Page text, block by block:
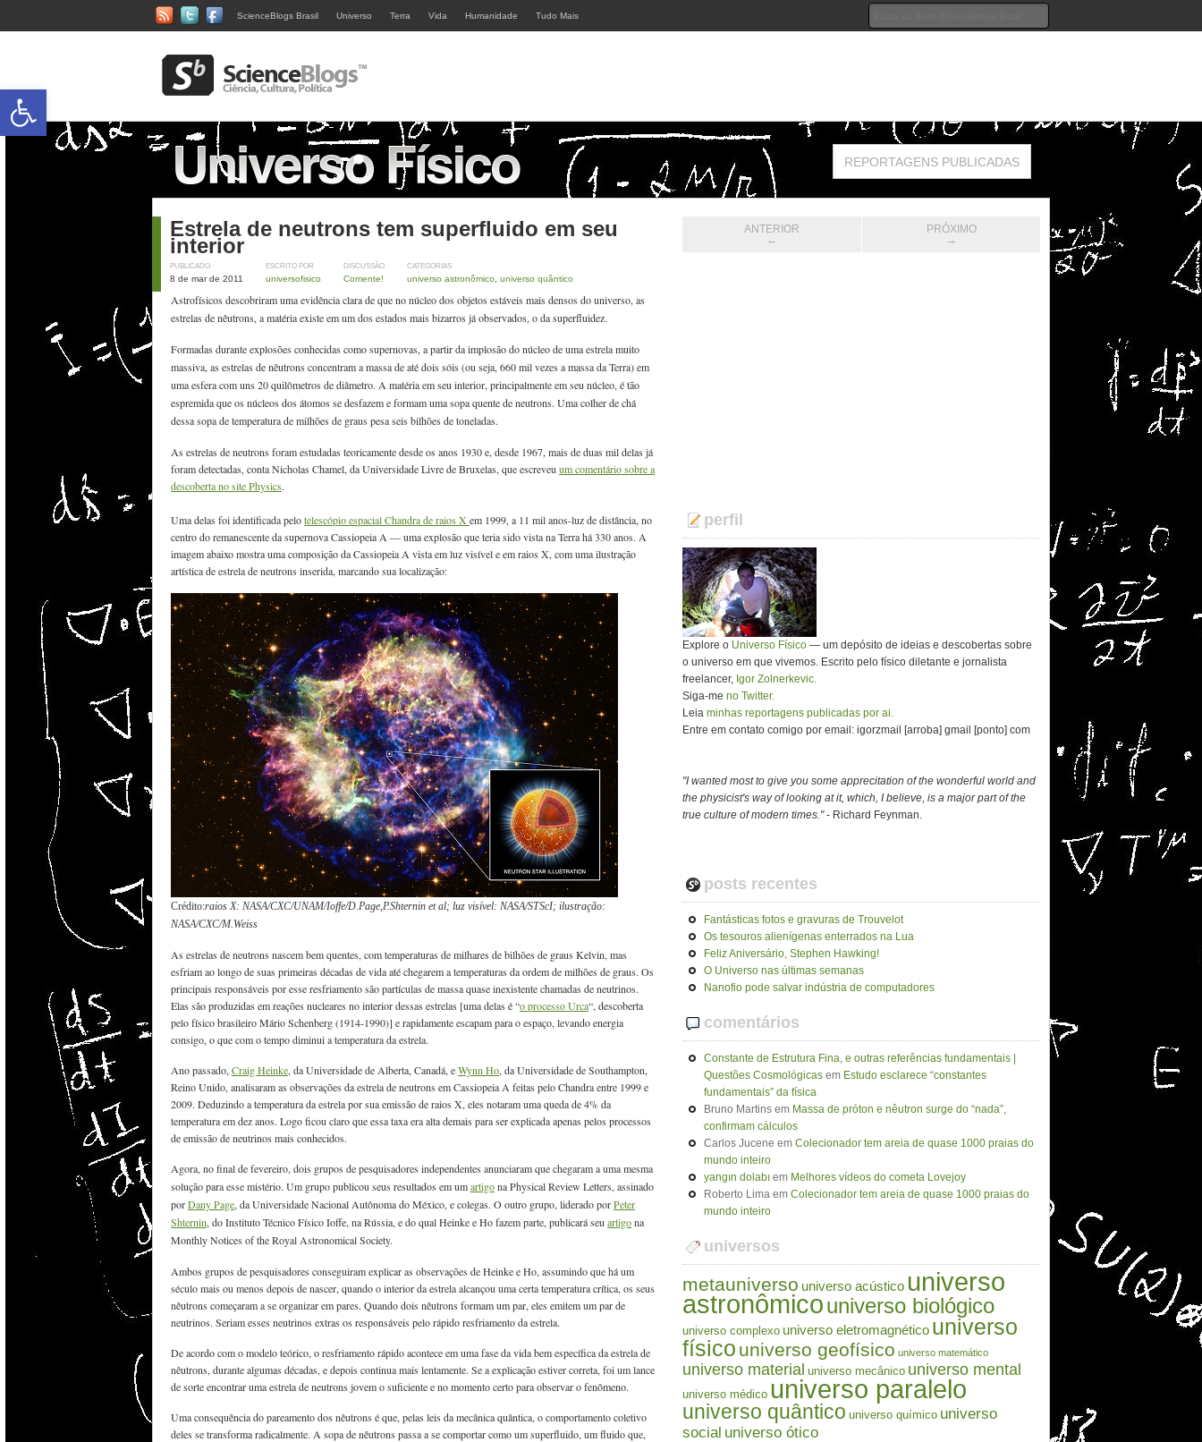
ScienceBlogs Brasil Universo Terra Vida Humanidade Tudo Mais
REPORTAGENS PUBLICADAS
Estrela de neutrons tem superfluido em seu
interior
PUBLICADO
8 de mar de 2011
ESCRITO POR
universofisico
DISCUSSÃO
Comente!
CATEGORIAS
universo astronômico universo quântico
Astrofísicos descobriram uma evidência clara de que no núcleo dos objetos estáveis mais densos do universo, as
estrelas de nêutrons, a matéria existe em um dos estados mais bizarros já observados, o da superfluidez.
Formadas durante explosões conhecidas como supernovas, a partir da implosão do núcleo de uma estrela muito
massiva, as estrelas de nêutrons concentram a massa de até dois sóis (ou seja, 660 mil vezes a massa da Terra) em
uma esfera com uns 20 quilômetros de diâmetro. A matéria em seu interior, principalmente em seu núcleo, é tão
espremida que os núcleos dos átomos se desfazem e formam uma sopa quente de neutrons. Uma colher de chá
dessa sopa de temperatura de milhões de graus pesa seis bilhões de toneladas.
As estrelas de neutrons foram estudadas teoricamente desde os anos 1930 e, desde 1967, mais de duas mil delas já
foram detectadas, conta Nicholas Chamel, da Universidade Livre de Bruxelas, que escreveu um comentário sobre a
descoberta no site Physics.
Uma delas foi identificada pelotelescópio espacial Chandra de raios X em 1999, a 11 mil anos-luz de distância, no
centro do remanescente da supernova Cassiopeia A — uma explosão que teria sido vista na Terra há 330 anos. A
imagem abaixo mostra uma composição da Cassiopeia A vista em luz visível e em raios X, com uma ilustração
artística de estrela de neutrons inserida, marcando sua localização:
Crédito:raios X: NASA/CXC/UNAM/Ioffe/D.Page,P.Shternin et al; luz visível: NASA/STScI; ilustração:
NASA/CXC/M.Weiss
As estrelas de neutrons nascem bem quentes, com temperaturas de milhares de bilhões de graus Kelvin, mas
esfriam ao longo de suas primeiras décadas de vida até chegarem a temperaturas da ordem de milhões de graus. Os
principais responsáveis por esse resfriamento são partículas de massa quase inexistente chamadas de neutrinos.
Elas são produzidas em reações nucleares no interior dessas estrelas [uma delas é “o processo Urca“, descoberta
pelo físico brasileiro Mário Schenberg (1914-1990)] e rapidamente escapam para o espaço, levando energia
consigo, o que com o tempo diminui a temperatura da estrela.
Ano passado, Craig Heinke, da Universidade de Alberta, Canadá, eWynn Ho, da Universidade de Southampton,
Reino Unido, analisaram as observações da estrela de neutrons em Cassiopeia A feitas pelo Chandra entre 1999 e
2009. Deduzindo a temperatura da estrela por sua emissão de raios X, eles notaram uma queda de 4% da
temperatura em dez anos. Logo ficou claro que essa taxa era alta demais para ser explicada apenas pelos processos
de emissão de neutrinos mais conhecidos.
Agora, no final de fevereiro, dois grupos de pesquisadores independentes anunciaram que chegaram a uma mesma
solução para esse mistério. Um grupo publicou seus resultados em umartigona Physical Review Letters, assinado
porDany Page, da Universidade Nacional Autônoma do México, e colegas. O outro grupo, liderado porPeter
Shternin, do Instituto Técnico Físico Ioffe, na Rússia, e do qual Heinke e Ho fazem parte, publicará seu artigona
Monthly Notices of the Royal Astronomical Society.
Ambos grupos de pesquisadores conseguiram explicar as observações de Heinke e Ho, assumindo que há um
século mais ou menos depois de nascer, quando o interior da estrela alcançou uma certa temperatura crítica, os seus
nêutrons começaram a se organizar em pares. Quando dois nêutrons formam um par, eles emitem um par de
neutrinos. Seriam esses neutrinos extras os responsáveis pelo rápido resfriamento da estrela.
De acordo com o modelo teórico, o resfriamento rápido acontece em uma fase da vida bem específica da estrela de
nêutrons, durante algumas décadas, e depois continua mais lentamente. Se a explicação estiver correta, foi um lance
de sorte encontrar uma estrela de neutrons jovem o suficiente e no momento certo para observar o fenômeno.
Uma consequência do pareamento dos nêutrons é que, pelas leis da mecânica quântica, o comportamento coletivo
deles se transforma radicalmente. A sopa de nêutrons passa a se comportar como um superfluido, um fluido que,
ANTERIOR
←
PRÓXIMO
→
perfil
Explore o Universo Físico — um depósito de ideias e descobertas sobre
o universo em que vivemos. Escrito pelo físico diletante e jornalista
freelancer, Igor Zolnerkevic.
Siga-me no Twitter.
Leia minhas reportagens publicadas por ai.
Entre em contato comigo por email: igorzmail [arroba] gmail [ponto] com
"I wanted most to give you some apprecitation of the wonderful world and
the physicist's way of looking at it, which, I believe, is a major part of the
true culture of modern times."- Richard Feynman.
posts recentes
Fantásticas fotos e gravuras de Trouvelot
Os tesouros alienígenas enterrados na Lua
Feliz Aniversário, Stephen Hawking!
O Universo nas últimas semanas
Nanofio pode salvar indústria de computadores
comentários
Constante de Estrutura Fina, e outras referências fundamentais |
Questões Cosmológicas em Estudo esclarece “constantes
fundamentais” da física
Bruno Martins em Massa de próton e nêutron surge do “nada”,
confirmam cálculos
Carlos Jucene em Colecionador tem areia de quase 1000 praias do
mundo inteiro
yangın dolabı em Melhores vídeos do cometa Lovejoy
Roberto Lima em Colecionador tem areia de quase 1000 praias do
mundo inteiro
universos
metauniverso universo acústico universo
astronômicouniverso biológico
universo complexo universo eletromagnético universo
físico universo geofísico universo matemático
universo material universo mecânico universo mental
universo médico universo paralelo
universo quântico universo químico universo
social universo ótico
Abrir a barra de ferramentas